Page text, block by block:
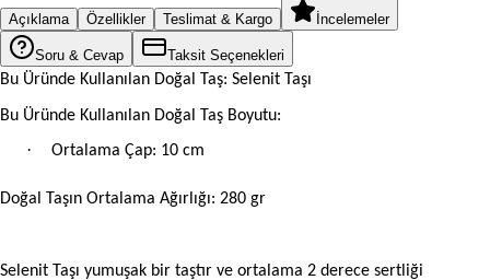
Açıklama Özellikler Teslimat & Kargo İncelemeler
Soru & Cevap Taksit Seçenekleri
Bu Üründe Kullanılan Doğal Taş: Selenit Taşı
Bu Üründe Kullanılan Doğal Taş Boyutu:
· Ortalama Çap: 10 cm
Doğal Taşın Ortalama Ağırlığı: 280 gr
Selenit Taşı yumuşak bir taştır ve ortalama 2 derece sertliği